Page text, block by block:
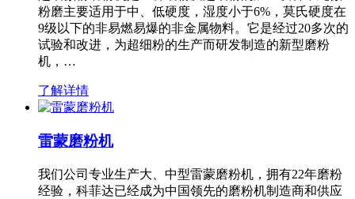
粉磨主要适用于中、低硬度，湿度小于6%，莫氏硬度在
9级以下的非易燃易爆的非金属物料。它是经过20多次的
试验和改进，为超细粉的生产而研发制造的新型磨粉
机，…
了解详情
雷蒙磨粉机
我们公司专业生产大、中型雷蒙磨粉机，拥有22年磨粉
经验，科菲达已经成为中国领先的磨粉机制造商和供应